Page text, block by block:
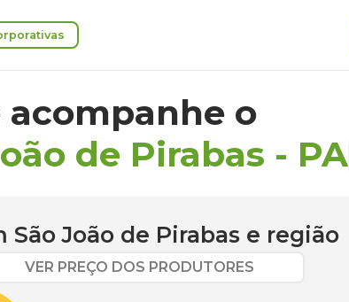
acompanhe o
de Pirabas - PA
São João de Pirabas e região
VER PREÇO DOS PRODUTORES